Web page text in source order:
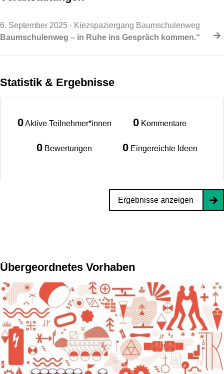
6. September 2025 · Kiezspaziergang Baumschulenweg
Baumschulenweg – in Ruhe ins Gespräch kommen.“
Statistik & Ergebnisse
0 Aktive Teilnehmer*innen 0 Kommentare
0 Bewertungen 0 Eingereichte Ideen
Ergebnisse anzeigen
Übergeordnetes Vorhaben